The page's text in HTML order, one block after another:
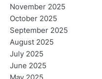
November 2025
October 2025
September 2025
August 2025
July 2025
June 2025